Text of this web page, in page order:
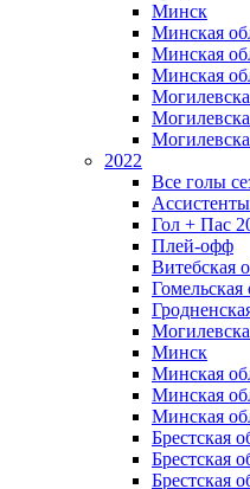
Минск
Минская
Минская
Минская
2022
Все голы
Гол + Пас
Плей-офф
Витебская
Гомельская
Минск
Mинская
Минская
Минская
Брестская
Брестская
Брестская